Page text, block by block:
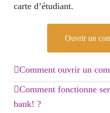
carte d’étudiant.
Ouvrir un
Comment ouvrir un
L’ouverture d’un
depuis un Smartphone,
Comment fonctionne
bank! ?